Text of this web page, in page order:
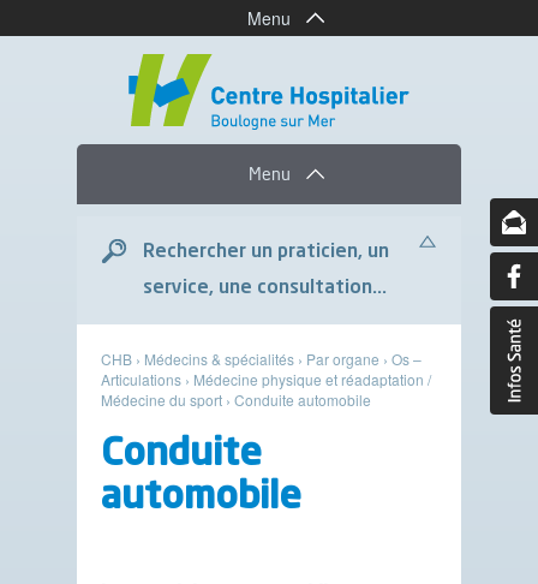
Menu
Menu
Rechercher un praticien, un
service, une consultation...
CHB › Médecins & spécialités › Par organe › Os –
Articulations › Médecine physique et réadaptation /
Médecine du sport › Conduite automobile
Conduite
automobile